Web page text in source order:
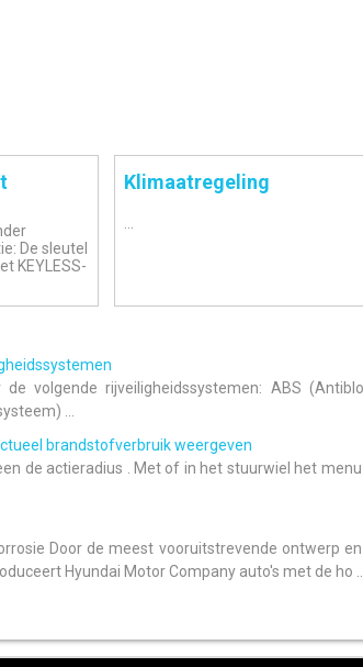
De sleutel
KEYLESS-
Klimaatregeling
volgende rijveiligheidssystemen: ABS
...
brandstofverbruik weergeven
de actieradius . Met of in het stuurwiel het
Door de meest vooruitstrevende ontwerp
Hyundai Motor Company auto's met de ho ...